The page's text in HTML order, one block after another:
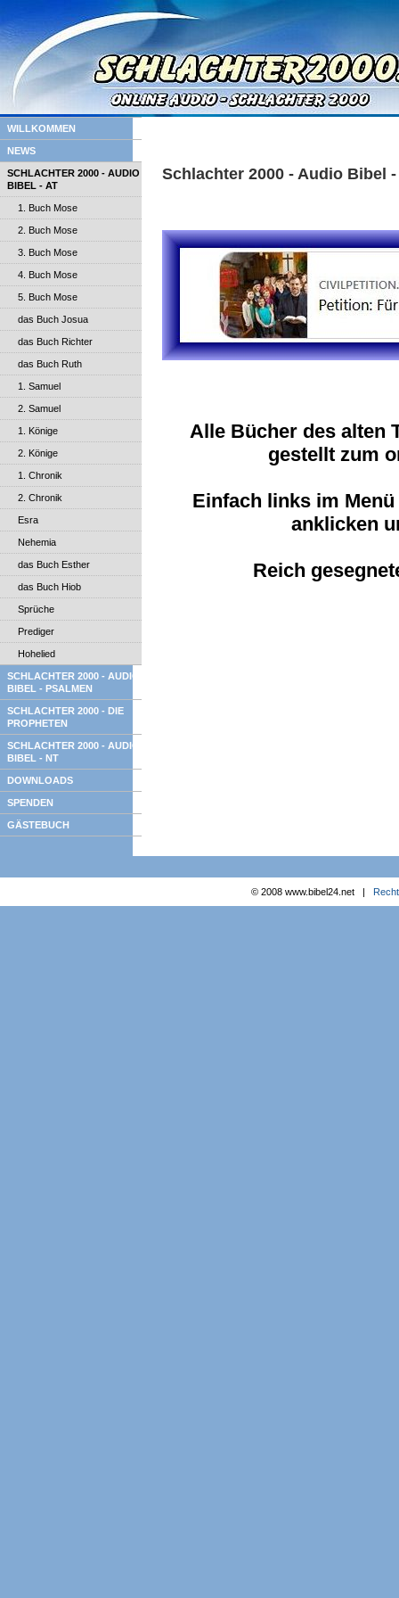
WILLKOMMEN
NEWS
SCHLACHTER 2000 - AUDIO
BIBEL - AT
1. Buch Mose
2. Buch Mose
3. Buch Mose
4. Buch Mose
5. Buch Mose
das Buch Josua
das Buch Richter
das Buch Ruth
1. Samuel
2. Samuel
1. Könige
2. Könige
1. Chronik
2. Chronik
Esra
Nehemia
das Buch Esther
das Buch Hiob
Sprüche
Prediger
Hohelied
SCHLACHTER 2000 - AUDIO
BIBEL - PSALMEN
SCHLACHTER 2000 - DIE
PROPHETEN
SCHLACHTER 2000 - AUDIO
BIBEL - NT
DOWNLOADS
SPENDEN
GÄSTEBUCH
Schlachter 2000 - Audio Bibel -
Alle Bücher des alten
gestellt zum
Einfach links im
anklicken
Reich
© 2008 www.bibel24.net |